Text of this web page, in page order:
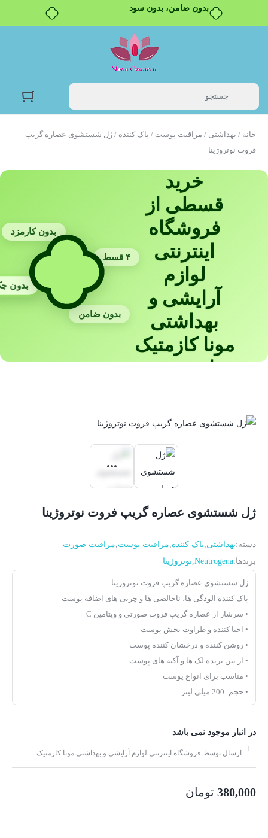
بدون ضامن، بدون سود
خانه / بهداشتی / مراقبت پوست / پاک کننده / ژل شستشوی عصاره گریپ
فروت نوتروژینا
خرید
قسطی از
فروشگاه
اینترنتی
لوازم
آرایشی و
بهداشتی
مونا کازمتیک
با ترب‌پی
بدون کارمزد
۴ قسط
بدون
بدون ضامن
ژل شستشوی عصاره گریپ فروت نوتروژینا
دسته:بهداشتی,پاک کننده,مراقبت پوست,مراقبت صورت
برندها:Neutrogena
,نوتروژینا
ژل شستشوی عصاره گریپ فروت نوتروژینا
پاک کننده آلودگی ها، ناخالصی ها و چربی های اضافه پوست
• سرشار از عصاره گریپ فروت صورتی و ویتامین C
• احیا کننده و طراوت بخش پوست
• روشن کننده و درخشان کننده پوست
• از بین برنده لک ها و آکنه های پوست
• مناسب برای انواع پوست
• حجم: 200 میلی لیتر
در انبار موجود نمی باشد
ارسال توسط فروشگاه اینترنتی لوازم آرایشی و بهداشتی مونا کازمتیک
380,000 تومان